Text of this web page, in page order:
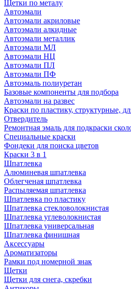
Щетки по металу
Автоэмали
Автоэмали акриловые
Автоэмали алкидные
Автоэмали металлик
Автоэмали МЛ
Автоэмали НЦ
Автоэмали ПЛ
Автоэмали ПФ
Автоэмаль полиуретан
Базовые компоненты для подбора
Автоэмали на развес
Краски по пластику, структурные,
Отвердитель
Ремонтная эмаль для подкраски
Специальные краски
Фондеки для поиска цветов
Краски 3 в 1
Шпатлевка
Алюминевая шпатлевка
Облегченая шпатлевка
Распыляемая шпатлевка
Шпатлевка по пластику
Шпатлевка стекловолокнистая
Шпатлевка углеволокнистая
Шпатлевка универсальная
Шпатлевка финишная
Аксессуары
Ароматизаторы
Рамки под номерной знак
Щетки
Щетки для снега, скребки